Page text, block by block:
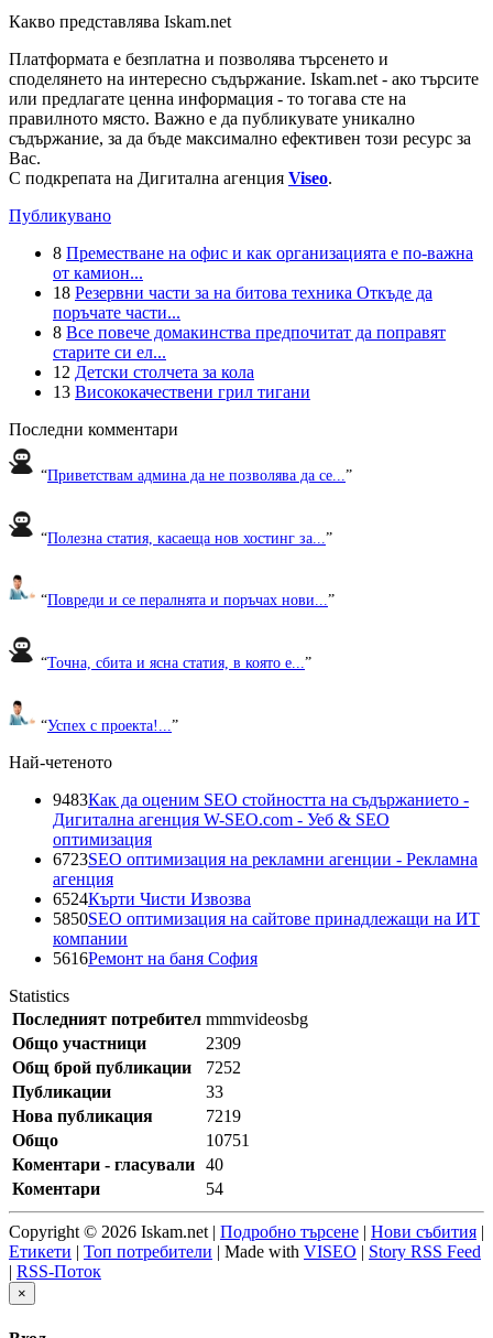
Какво представлява Iskam.net
Платформата е безплатна и позволява търсенето и
споделянето на интересно съдържание. Iskam.net - ако търсите
или предлагате ценна информация - то тогава сте на
правилното място. Важно е да публикувате уникално
съдържание, за да бъде максимално ефективен този ресурс за
Вас.
С подкрепата на Дигитална агенция Viseo.
Публикувано
8 Преместване на офис и как организацията е по-важна
от камион...
18 Резервни части за на битова техника Откъде да
поръчате части...
8 Все повече домакинства предпочитат да поправят
старите си ел...
12 Детски столчета за кола
13 Висококачествени грил тигани
Последни комментари
“Приветствам админа да не позволява да се... ”
“Полезна статия, касаеща нов хостинг за... ”
“Повреди и се пералнята и поръчах нови...”
“Точна, сбита и ясна статия, в която е... ”
“Успех с проекта!... ”
Най-четеното
9483Как да оценим SEO стойността на съдържанието -
Дигитална агенция W-SEO.com - Уеб & SEO
оптимизация
6723SEO оптимизация на рекламни агенции - Рекламна
агенция
6524Кърти Чисти Извозва
5850SEO оптимизация на сайтове принадлежащи на ИТ
компании
5616Ремонт на баня София
Statistics
Последният потребител mmmvideosbg
Общо участници
2309
Общ брой публикации
7252
Публикации
33
Нова публикация
7219
Общо
10751
Коментари - гласували 40
Коментари
54
Copyright © 2026 Iskam.net | Подробно търсене | Нови събития |
Етикети | Топ потребители | Made with VISEO | Story RSS Feed
| RSS-Поток
×